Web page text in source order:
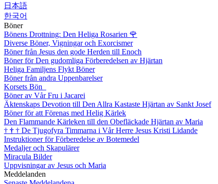
日本語
한국어
Böner
Bönens Drottning: Den Heliga Rosarien 🌹
Diverse Böner, Vigningar och Exorcismer
Böner från Jesus den gode Herden till Enoch
Böner för Den gudomliga Förberedelsen av Hjärtan
Heliga Familjens Flykt Böner
Böner från andra Uppenbarelser
Korsets Bön
Böner av Vår Fru i Jacarei
Äktenskaps Devotion till Den Allra Kastaste Hjärtan av Sankt Josef
Böner för att Förenas med Helig Kärlek
Den Flammande Kärleken till den Obefläckade Hjärtan av Maria
† † † De Tjugofyra Timmarna i Vår Herre Jesus Kristi Lidande
Instruktioner för Förberedelse av Botemedel
Medaljer och Skapulärer
Miracula Bilder
Uppvisningar av Jesus och Maria
Meddelanden